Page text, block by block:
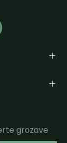
grozave